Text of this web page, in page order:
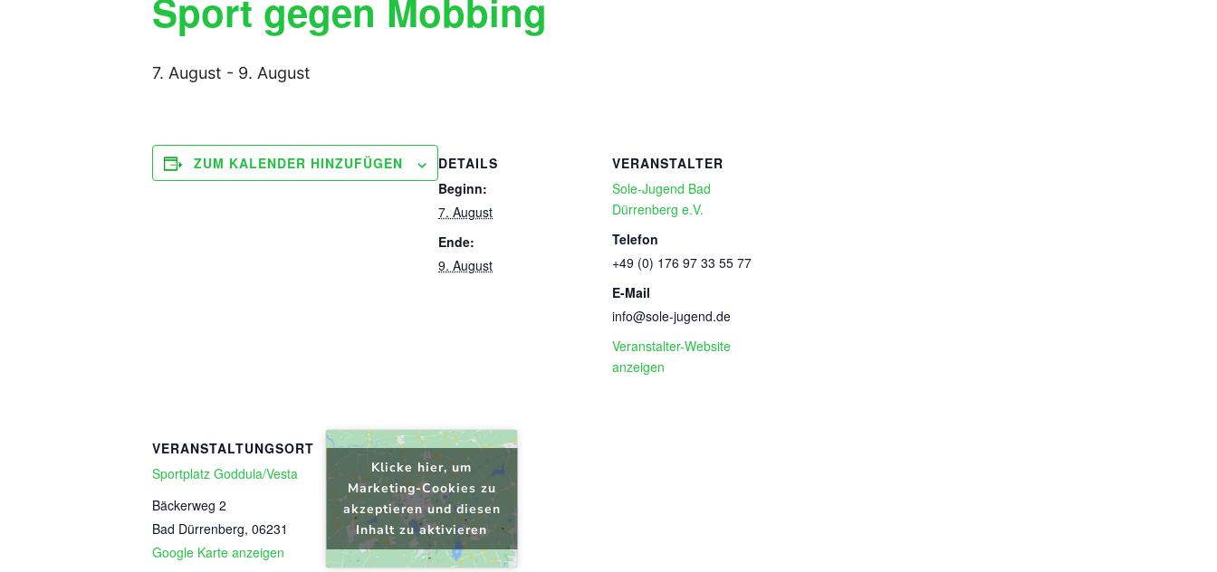
Sport gegen Mobbing
7. August - 9. August
ZUM KALENDER HINZUFÜGEN
DETAILS
Beginn:
7. August
Ende:
9. August
VERANSTALTER
Sole-Jugend Bad
Dürrenberg e.V.
Telefon
+49 (0) 176 97 33 55 77
E-Mail
info@sole-jugend.de
Veranstalter-Website
anzeigen
VERANSTALTUNGSORT
Sportplatz Goddula/Vesta
Bäckerweg 2
Bad Dürrenberg, 06231
Google Karte anzeigen
Klicke hier, um
Marketing-Cookies zu
akzeptieren und diesen
Inhalt zu aktivieren